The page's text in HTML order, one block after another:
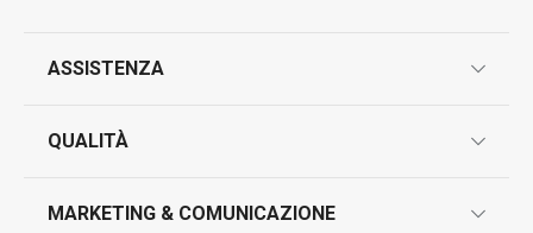
ASSISTENZA
contatti
QUALITÀ
MARKETING & COMUNICAZIONE